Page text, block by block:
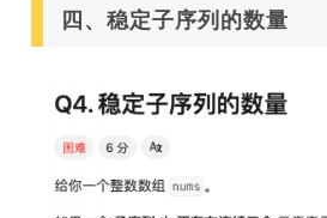
四、稳定子序列的数量